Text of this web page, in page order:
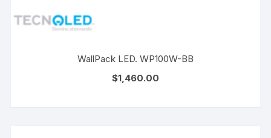
WallPack LED. WP100W-BB
$1,460.00